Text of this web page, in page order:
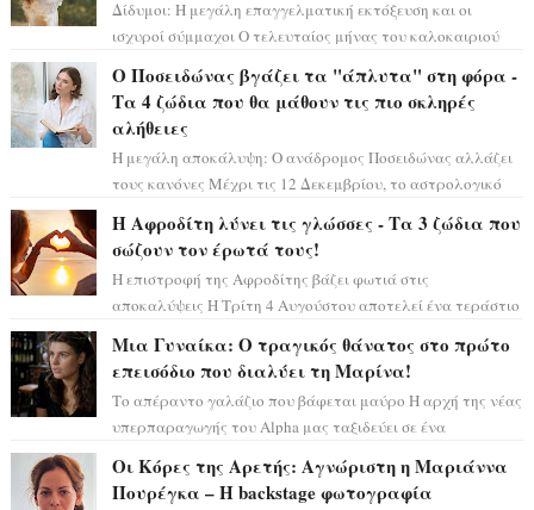
Δίδυμοι: Η μεγάλη επαγγελματική εκτόξευση και οι
ισχυροί σύμμαχοι Ο τελευταίος μήνας του καλοκαιριού
Ο Ποσειδώνας βγάζει τα "άπλυτα" στη φόρα -
Τα 4 ζώδια που θα μάθουν τις πιο σκληρές
αλήθειες
Η μεγάλη αποκάλυψη: Ο ανάδρομος Ποσειδώνας αλλάζει
τους κανόνες Μέχρι τις 12 Δεκεμβρίου, το αστρολογικό
Η Αφροδίτη λύνει τις γλώσσες - Τα 3 ζώδια που
σώζουν τον έρωτά τους!
Η επιστροφή της Αφροδίτης βάζει φωτιά στις
αποκαλύψεις Η Τρίτη 4 Αυγούστου αποτελεί ένα τεράστιο
Μια Γυναίκα: Ο τραγικός θάνατος στο πρώτο
επεισόδιο που διαλύει τη Μαρίνα!
Το απέραντο γαλάζιο που βάφεται μαύρο Η αρχή της νέας
υπερπαραγωγής του Alpha μας ταξιδεύει σε ένα
Οι Κόρες της Αρετής: Αγνώριστη η Μαριάννα
Πουρέγκα – H backstage φωτογραφία